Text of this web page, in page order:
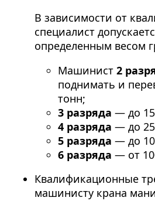
В зависимости от
специалист
определенным весом
Машинист 2
поднимать и
тонн;
3 разряда — до
4 разряда — до
5 разряда — до
6 разряда — от
Квалификационные
машинисту крана